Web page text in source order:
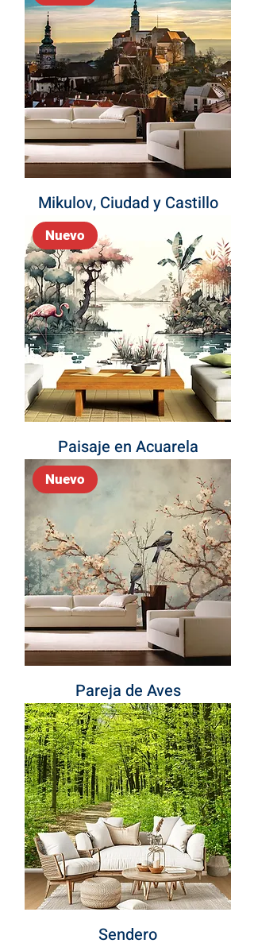
Mikulov, Ciudad y Castillo
Nuevo
Paisaje en Acuarela
Nuevo
Pareja de Aves
Sendero